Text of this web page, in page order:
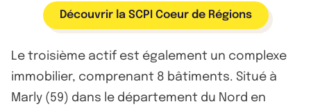
Découvrir la SCPI Coeur de Régions
Le troisième actif est également un complexe
immobilier, comprenant 8 bâtiments. Situé à
Marly (59) dans le département du Nord en